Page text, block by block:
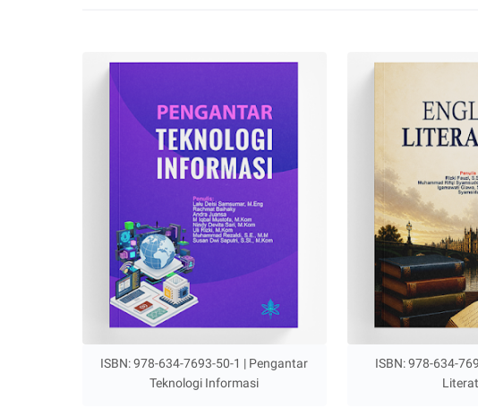
ISBN: 978-634-7693-50-1 | Pengantar
Teknologi Informasi
ISBN: 978-634-